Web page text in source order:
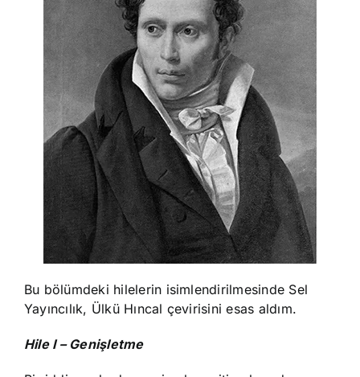
Bu bölümdeki hilelerin isimlendirilmesinde Sel
Yayıncılık, Ülkü Hıncal çevirisini esas aldım.
Hile I – Genişletme